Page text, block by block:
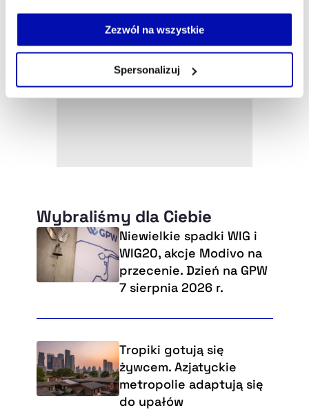
Jeżeli nie wyrażasz zgody na zapisywanie plików cookie,
możesz łatwo zarządzać swoimi uprawnieniami, np. we
własnej przeglądarce internetowej lub po wybraniu opcji
Zezwól na wszystkie
Spersonalizuj
Wybraliśmy dla Ciebie
Niewielkie spadki WIG i
WIG20, akcje Modivo na
przecenie. Dzień na GPW
7 sierpnia 2026 r.
Tropiki gotują się
żywcem. Azjatyckie
metropolie adaptują się
do upałów